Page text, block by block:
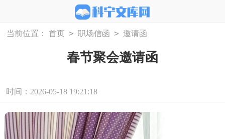
当前位置： 首页 > 职场信函 > 邀请函
春节聚会邀请函
时间：2026-05-18 19:21:18